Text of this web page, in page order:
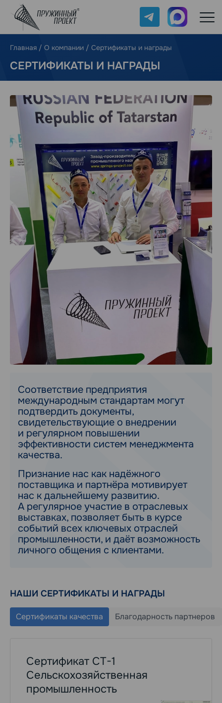
Telegram Max
Главная / О компании / Сертификаты и награды
СЕРТИФИКАТЫ И НАГРАДЫ
Соответствие предприятия
международным стандартам могут
подтвердить документы,
свидетельствующие о внедрении
и регулярном повышении
эффективности систем менеджмента
качества.
Признание нас как надёжного
поставщика и партнёра мотивирует
нас к дальнейшему развитию.
А регулярное участие в отраслевых
выставках, позволяет быть в курсе
событий всех ключевых отраслей
промышленности, и даёт возможность
личного общения с клиентами.
НАШИ СЕРТИФИКАТЫ И НАГРАДЫ
Сертификаты качества Благодарность партнеров
Сертификат СТ-1
Сельскохозяйственная
промышленность